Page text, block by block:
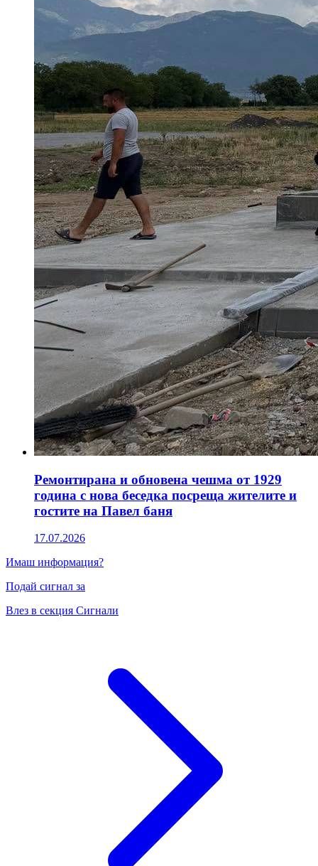
Ремонтирана и обновена чешма от 1929
година с нова беседка посреща жителите и
гостите на Павел баня
17.07.2026
Имаш информация?
Подай сигнал за
Влез в секция Сигнали